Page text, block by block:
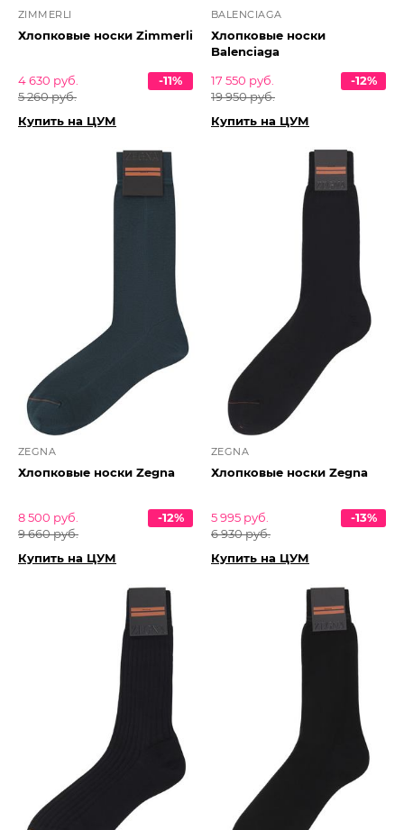
ZIMMERLI
Хлопковые носки Zimmerli
4 630 руб.
5 260 руб.
-11%
Купить на ЦУМ
BALENCIAGA
Хлопковые носки
Balenciaga
17 550 руб.
19 950 руб.
-12%
Купить на ЦУМ
ZEGNA
Хлопковые носки Zegna
8 500 руб.
9 660 руб.
-12%
Купить на ЦУМ
ZEGNA
Хлопковые носки Zegna
5 995 руб.
6 930 руб.
-13%
Купить на ЦУМ